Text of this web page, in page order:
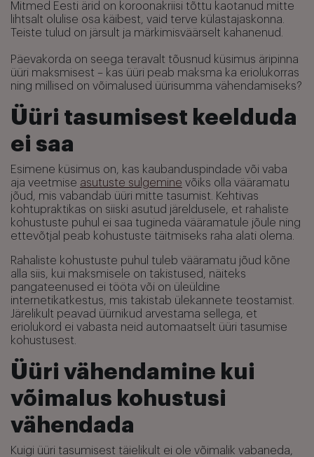
Mitmed Eesti ärid on koroonakriisi tõttu kaotanud mitte
lihtsalt olulise osa käibest, vaid terve külastajaskonna.
Teiste tulud on järsult ja märkimisväärselt kahanenud.
Päevakorda on seega teravalt tõusnud küsimus äripinna
üüri maksmisest – kas üüri peab maksma ka eriolukorras
ning millised on võimalused üürisumma vähendamiseks?
Üüri tasumisest keelduda
ei saa
Esimene küsimus on, kas kaubanduspindade või vaba
aja veetmise asutuste sulgemine võiks olla vääramatu
jõud, mis vabandab üüri mitte tasumist. Kehtivas
kohtupraktikas on siiski asutud järeldusele, et rahaliste
kohustuste puhul ei saa tugineda vääramatule jõule ning
ettevõtjal peab kohustuste täitmiseks raha alati olema.
Rahaliste kohustuste puhul tuleb vääramatu jõud kõne
alla siis, kui maksmisele on takistused, näiteks
pangateenused ei tööta või on üleüldine
internetikatkestus, mis takistab ülekannete teostamist.
Järelikult peavad üürnikud arvestama sellega, et
eriolukord ei vabasta neid automaatselt üüri tasumise
kohustusest.
Üüri vähendamine kui
võimalus kohustusi
vähendada
Kuigi üüri tasumisest täielikult ei ole võimalik vabaneda,